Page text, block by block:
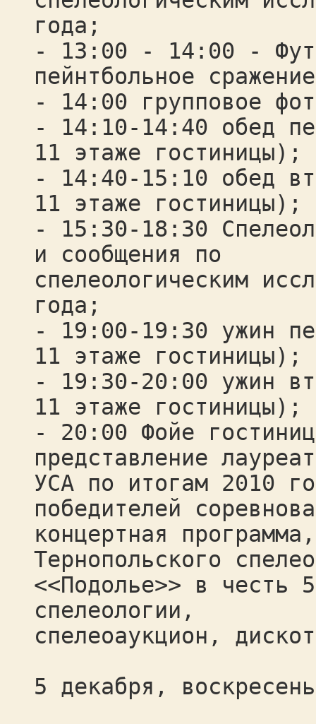
года;
- 13:00 - 14:00 -
пейнтбольное
- 14:00 групповое
- 14:10-14:40 обед
11 этаже гостиницы);
- 14:40-15:10 обед
11 этаже гостиницы);
- 15:30-18:30
и сообщения по
спелеологическим
года;
- 19:00-19:30 ужин
11 этаже гостиницы);
- 19:30-20:00 ужин
11 этаже гостиницы);
- 20:00 Фойе
представление
УСА по итогам 2010
победителей
концертная
Тернопольского
<<Подолье>> в честь
спелеологии,
спелеоаукцион,
5 декабря,